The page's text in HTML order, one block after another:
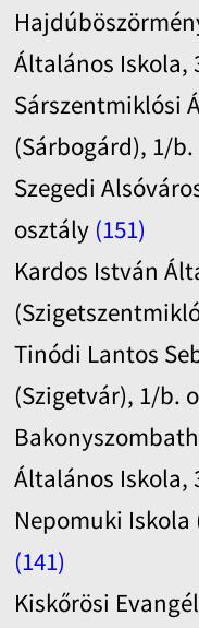
Általános Iskola,
Sárszentmiklósi
(Sárbogárd), 1/
Szegedi
osztály (151)
Kardos István
Tinódi Lantos
(Szigetvár), 1/b.
Általános Iskola,
Nepomuki
(141)
Kiskőrösi